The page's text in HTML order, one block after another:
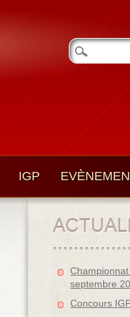
IGP
Championnat
septembre
Concours